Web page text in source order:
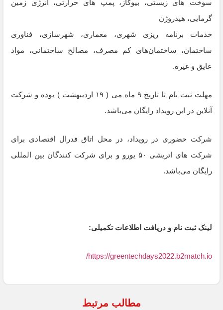
سوخت های زیستی، بیوگاز، پمپ های حرارتی، انرژی زمین
گرمایی، هیدروژن
خدمات برنامه ریزی شهری، معماری، شهرسازی، فناوری
ساختمان، ساختمان‌های کم مصرف، مصالح ساختمانی، مواد
عایق و غیره.
مهلت ثبت نام تا تاریخ ۹ ماه می ( ۱۹ اردیبهشت ) بوده و شرکت
آنلاین در این رویداد رایگان می‌باشد.
شرکت حضوری در رویداد، در محل اتاق فدرال اقتصادی برای
شرکت های اتریشی ۵۰ یورو و برای شرکت کنندگان بین المللی
رایگان می‌باشد.
لینک ثبت نام و دریافت اطلاعات تکمیلی:
https://greentechdays2022.b2match.io/
مطالب مرتبط